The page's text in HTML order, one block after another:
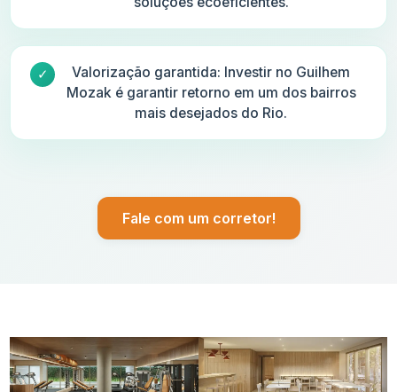
Valorização garantida: Investir no Guilhem
Mozak é garantir retorno em um dos bairros
mais desejados do Rio.
Fale com um corretor!